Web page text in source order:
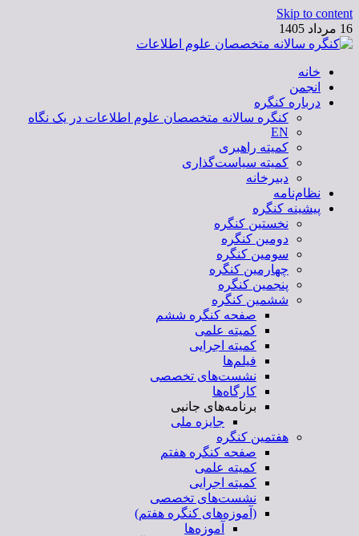
Skip to content
16 مرداد 1405
کنگره سالانه متخصصان علوم اطلاعات
خانه
انجمن
درباره کنگره
کنگره سالانه متخصصان علوم اطلاعات در یک نگاه
EN
کمیته راهبری
کمیته سیاست‌گذاری
دبیرخانه
نظام‌نامه
پیشینه کنگره
نخستین کنگره
دومین کنگره
سومین کنگره
چهارمین کنگره
پنجمین کنگره
ششمین کنگره
صفحه کنگره ششم
کمیته علمی
کمیته اجرایی
فیلم‌ها
نشست‌های تخصصی
کارگاه‌ها
برنامه‌های جانبی
جایزه ملی
هفتمین کنگره
صفحه کنگره هفتم
کمیته علمی
کمیته اجرایی
نشست‌های تخصصی
(آموزه‌های کنگره هفتم)
آموزه‌ها